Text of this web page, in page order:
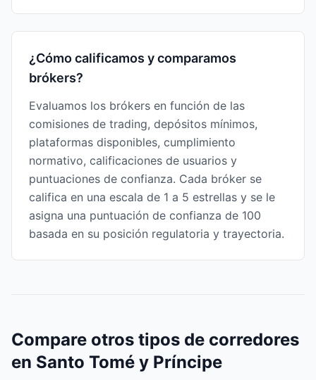
¿Cómo calificamos y comparamos
brókers?
Evaluamos los brókers en función de las
comisiones de trading, depósitos mínimos,
plataformas disponibles, cumplimiento
normativo, calificaciones de usuarios y
puntuaciones de confianza. Cada bróker se
califica en una escala de 1 a 5 estrellas y se le
asigna una puntuación de confianza de 100
basada en su posición regulatoria y trayectoria.
Compare otros tipos de corredores
en Santo Tomé y Príncipe